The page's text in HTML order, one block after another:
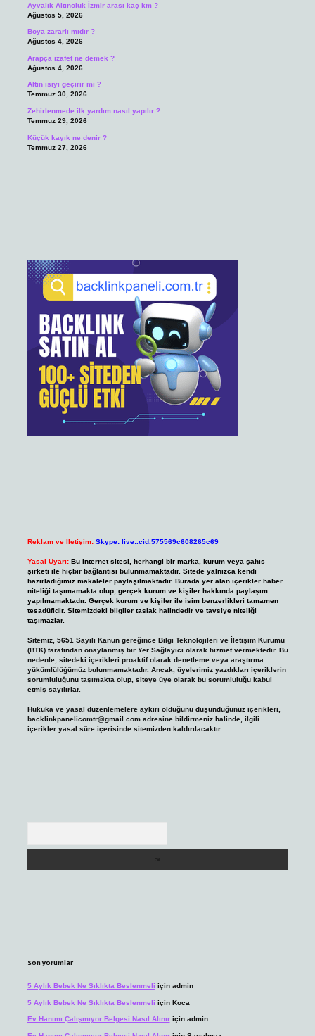
Ayvalık Altınoluk İzmir arası kaç km ?
Ağustos 5, 2026
Boya zararlı mıdır ?
Ağustos 4, 2026
Arapça izafet ne demek ?
Ağustos 4, 2026
Altın ısıyı geçirir mi ?
Temmuz 30, 2026
Zehirlenmede ilk yardım nasıl yapılır ?
Temmuz 29, 2026
Küçük kayık ne denir ?
Temmuz 27, 2026
Reklam ve İletişim: Skype: live:.cid.575569c608265c69
Yasal Uyarı: Bu internet sitesi, herhangi bir marka, kurum veya şahıs
şirketi ile hiçbir bağlantısı bulunmamaktadır. Sitede yalnızca kendi
hazırladığımız makaleler paylaşılmaktadır. Burada yer alan içerikler haber
niteliği taşımamakta olup, gerçek kurum ve kişiler hakkında paylaşım
yapılmamaktadır. Gerçek kurum ve kişiler ile isim benzerlikleri tamamen
tesadüfidir. Sitemizdeki bilgiler taslak halindedir ve tavsiye niteliği
taşımazlar.
Sitemiz, 5651 Sayılı Kanun gereğince Bilgi Teknolojileri ve İletişim Kurumu
(BTK) tarafından onaylanmış bir Yer Sağlayıcı olarak hizmet vermektedir. Bu
nedenle, sitedeki içerikleri proaktif olarak denetleme veya araştırma
yükümlülüğümüz bulunmamaktadır. Ancak, üyelerimiz yazdıkları içeriklerin
sorumluluğunu taşımakta olup, siteye üye olarak bu sorumluluğu kabul
etmiş sayılırlar.
Hukuka ve yasal düzenlemelere aykırı olduğunu düşündüğünüz içerikleri,
backlinkpanelicomtr@gmail.comadresine bildirmeniz halinde, ilgili
içerikler yasal süre içerisinde sitemizden kaldırılacaktır.
Son yorumlar
5 Aylık Bebek Ne Sıklıkta Beslenmeli için admin
5 Aylık Bebek Ne Sıklıkta Beslenmeli için Koca
Ev Hanımı Çalışmıyor Belgesi Nasıl Alınıriçin admin